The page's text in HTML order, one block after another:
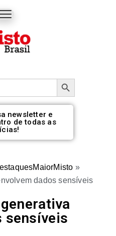
Botão de pesquisa
newsletter e
de todas as
»
dados sensíveis
sensíveis